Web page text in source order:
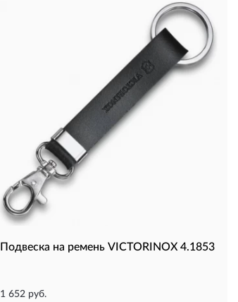
Подвеска на ремень VICTORINOX 4.1853
1 652 руб.